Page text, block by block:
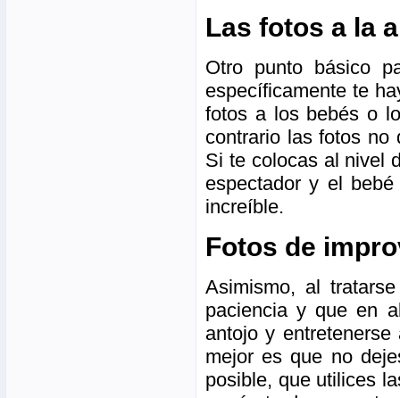
Las fotos a la
Otro punto básico
específicamente te
fotos a los bebés o
contrario las fotos no
Si te colocas al nivel
espectador y el
increíble.
Fotos de
Asimismo, al
paciencia y que en
antojo y
mejor es que no
posible, que utilices